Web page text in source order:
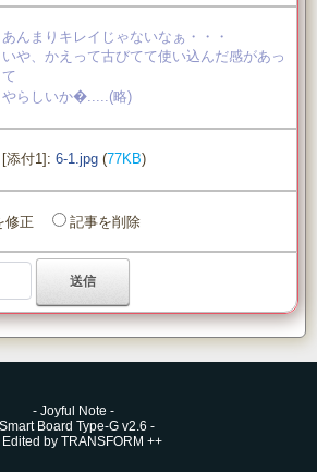
あんまりキレイじゃないなぁ・・・
いや、かえって古びてて使い込んだ感があっ
て
やらしいか�.....(略)
[添付1]: 6-1.jpg(77KB)
修正 記事を削除
- Joyful Note -
Smart Board Type-G v2.6 -
Edited by TRANSFORM ++